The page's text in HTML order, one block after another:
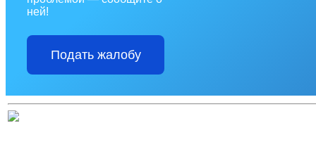
ней!
Подать жалобу